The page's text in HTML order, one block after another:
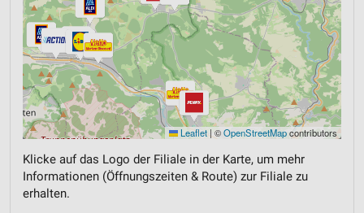
Leaflet | ©OpenStreetMapcontributors
Klicke auf das Logo der Filiale in der Karte, um mehr
Informationen (Öffnungszeiten & Route) zur Filiale zu
erhalten.